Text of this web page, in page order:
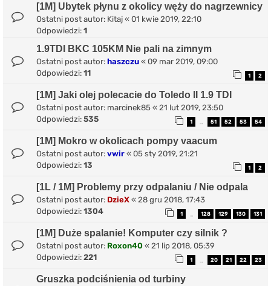
[1M] Ubytek płynu z okolicy węży do nagrzewnicy
Ostatni post autor: Kitaj « 01 kwie 2019, 22:10
Odpowiedzi: 1
1.9TDI BKC 105KM Nie pali na zimnym
Ostatni post autor: haszczu « 09 mar 2019, 09:00
Odpowiedzi: 11 1 2
[1M] Jaki olej polecacie do Toledo II 1.9 TDI
Ostatni post autor: marcinek85 « 21 lut 2019, 23:50
Odpowiedzi: 535 1 51 52 53 54
[1M] Mokro w okolicach pompy vaacum
Ostatni post autor: vwir « 05 sty 2019, 21:21
Odpowiedzi: 13 1 2
[1L / 1M] Problemy przy odpalaniu / Nie odpala
Ostatni post autor: DzieX « 28 gru 2018, 17:43
Odpowiedzi: 1304 1 128 129 130 131
[1M] Duże spalanie! Komputer czy silnik ?
Ostatni post autor: Roxon40 « 21 lip 2018, 05:39
Odpowiedzi: 221 1 20 21 22 23
Gruszka podciśnienia od turbiny